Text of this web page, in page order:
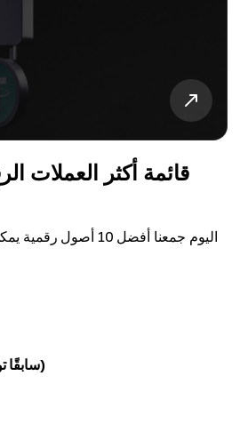
قائمة أكثر العملات
اليوم جمعنا أفضل 10
غرام (GRAM) (سابقًا تونكوين)